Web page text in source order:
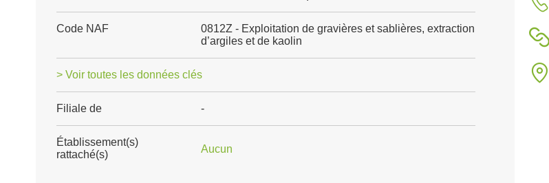
Code NAF
0812Z - Exploitation de gravières et sablières, extraction
d’argiles et de kaolin
> Voir toutes les données clés
Filiale de -
Établissement(s)
rattaché(s)
Aucun